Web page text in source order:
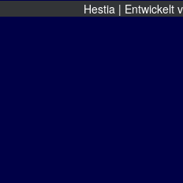
Hestia | Entwickelt